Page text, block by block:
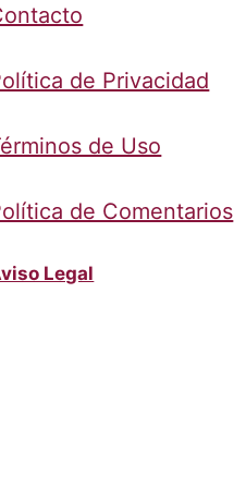
de Privacidad
de Uso
de Comentarios
Legal